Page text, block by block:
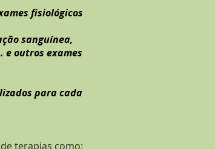
fisiológicos
sanguínea,
e outros exames
para cada
terapias como: